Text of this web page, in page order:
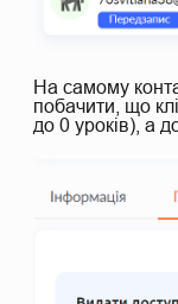
На самому
побачити, що
до 0 уроків), а